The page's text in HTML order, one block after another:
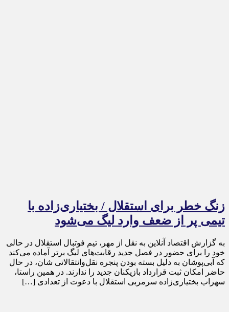
زنگ خطر برای استقلال / بختیاری‌زاده با
تیمی پر از ضعف وارد لیگ می‌شود
به گزارش اقتصاد آنلاین به نقل از مهر، تیم فوتبال استقلال در حالی
خود را برای حضور در فصل جدید رقابت‌های لیگ برتر آماده می‌کند
که آبی‌پوشان به دلیل بسته بودن پنجره نقل‌وانتقالاتی شان، در حال
حاضر امکان ثبت قرارداد بازیکنان جدید را ندارند. در همین راستا،
سهراب بختیاری‌زاده سرمربی استقلال با دعوت از تعدادی […]